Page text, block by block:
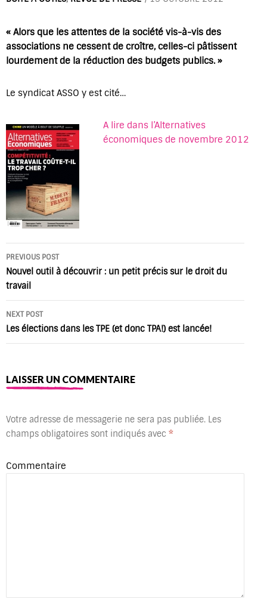
« Alors que les attentes de la société vis-à-vis des
associations ne cessent de croître, celles-ci pâtissent
lourdement de la réduction des budgets publics. »
Le syndicat ASSO y est cité…
A lire dans l’Alternatives
économiques de novembre 2012
Post
navigation
PREVIOUS POST
Nouvel outil à découvrir : un petit précis sur le droit du
travail
NEXT POST
Les élections dans les TPE (et donc TPA!) est lancée!
LAISSER UN COMMENTAIRE
Votre adresse de messagerie ne sera pas publiée. Les
champs obligatoires sont indiqués avec *
Commentaire